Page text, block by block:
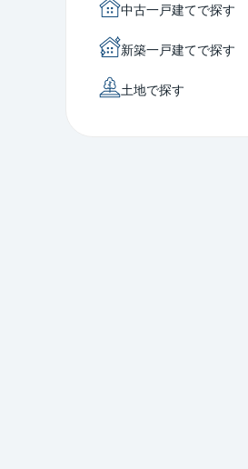
中古一戸建てで探す
新築一戸建てで探す
土地で探す